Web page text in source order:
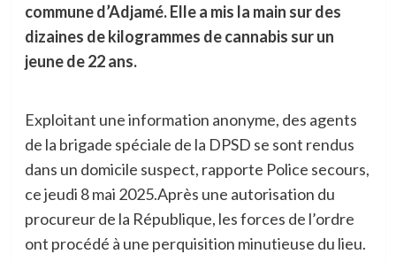
commune d’Adjamé. Elle a mis la main sur des
dizaines de kilogrammes de cannabis sur un
jeune de 22 ans.
Exploitant une information anonyme, des agents
de la brigade spéciale de la DPSD se sont rendus
dans un domicile suspect, rapporte Police secours,
ce jeudi 8 mai 2025.Après une autorisation du
procureur de la République, les forces de l’ordre
ont procédé à une perquisition minutieuse du lieu.